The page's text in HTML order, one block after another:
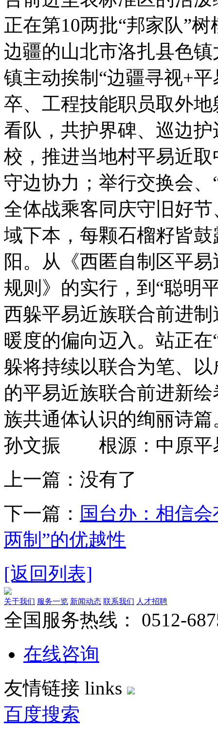
正在第10两批“邦家队”
边疆的山北市洛扎县色
镇主动挨制“边疆寻视+
卒、工程技能职员取外
看队，共护界碑、巡边
校，推进当地村平易近
守边协力；举行交换会
全体战乘客同庆守旧好
域下本，每颗石榴籽皆
阳。从《西匿自制区平
规则》的实行，到“聪明
西躲平易近族联合前进
暖度的偏向迈入。站正
躲将持续以联合为笔、
的平易近族联合前进新
族共通体认识的绚丽诗
孙文振 根源：中原平
上一篇：没有了
下一篇： 国台办：相信
两制”的优越性
[返回列表]
关于我们 服务一览 新闻动态 联系我们 人才招聘
全国服务热线： 0512-
在线咨询
友情链接 links
百度搜索